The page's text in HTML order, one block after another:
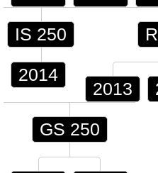
IS 250
2014
2013
GS 250